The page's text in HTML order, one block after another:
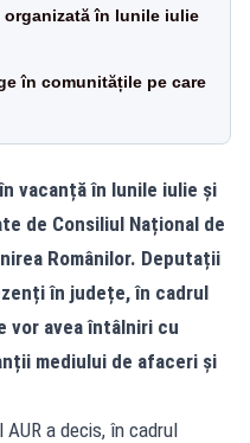
organizată în lunile iulie
în comunitățile pe care
vacanță în lunile iulie și
de Consiliul Național de
Românilor. Deputații
în județe, în cadrul
vor avea întâlniri cu
mediului de afaceri și
a decis, în cadrul